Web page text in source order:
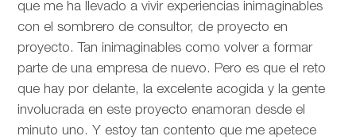
que me ha llevado a vivir experiencias inimaginables
con el sombrero de consultor, de proyecto en
proyecto. Tan inimaginables como volver a formar
parte de una empresa de nuevo. Pero es que el reto
que hay por delante, la excelente acogida y la gente
involucrada en este proyecto enamoran desde el
minuto uno. Y estoy tan contento que me apetece